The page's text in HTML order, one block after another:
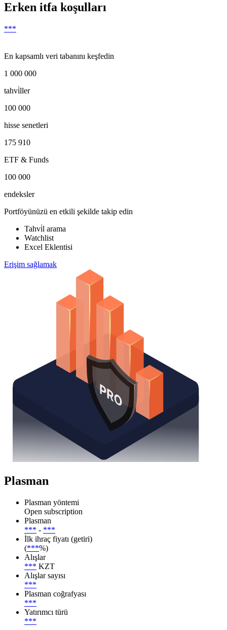
Erken itfa koşulları
***
En kapsamlı veri tabanını keşfedin
1 000 000
tahvi̇ller
100 000
hisse senetleri
175 910
ETF & Funds
100 000
endeksler
Portföyünüzü en etkili şekilde takip edin
Tahvi̇l arama
Watchlist
Excel Eklentisi
Erişim sağlamak
Plasman
Plasman yöntemi
Open subscription
Plasman
*** - ***
İlk ihraç fiyatı (getiri)
(***%)
Alışlar
*** KZT
Alışlar sayısı
***
Plasman coğrafyası
***
Yatırımcı türü
***